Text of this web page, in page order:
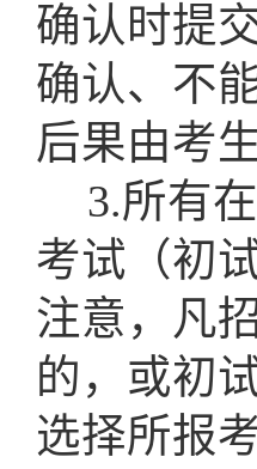
确认时提
确认、不
后果由考
3.所有
考试（初
注意，凡
的，或初
选择所报